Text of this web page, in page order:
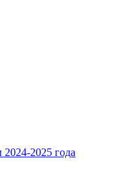
2025 года